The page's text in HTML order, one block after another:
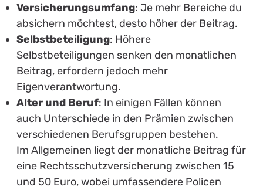
Versicherungsumfang: Je mehr Bereiche du
absichern möchtest, desto höher der Beitrag.
Selbstbeteiligung: Höhere
Selbstbeteiligungen senken den monatlichen
Beitrag, erfordern jedoch mehr
Eigenverantwortung.
Alter und Beruf: In einigen Fällen können
auch Unterschiede in den Prämien zwischen
verschiedenen Berufsgruppen bestehen.
Im Allgemeinen liegt der monatliche Beitrag für
eine Rechtsschutzversicherung zwischen 15
und 50 Euro, wobei umfassendere Policen